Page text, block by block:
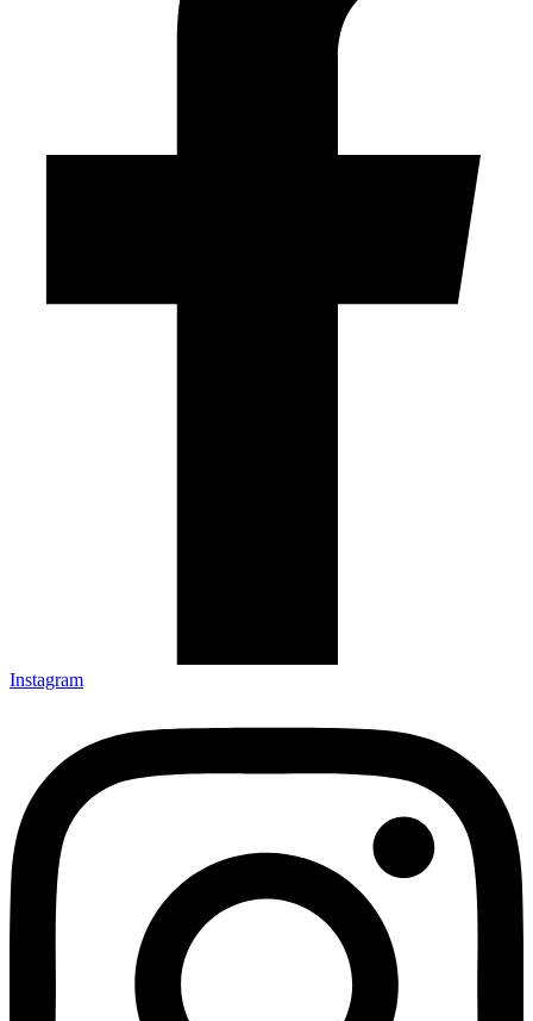
Instagram